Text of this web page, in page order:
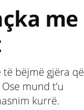
me
bëjmë gjëra që
mund t’u
kurrë.